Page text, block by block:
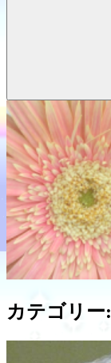
カテゴリー: